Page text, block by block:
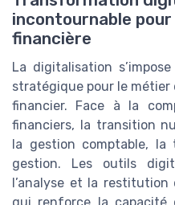
incontournable
financière
La digitalisation
stratégique pour le
financier. Face à la
financiers, la transition
la gestion comptable,
gestion. Les outils
l’analyse et la restitution
qui renforce la capacité